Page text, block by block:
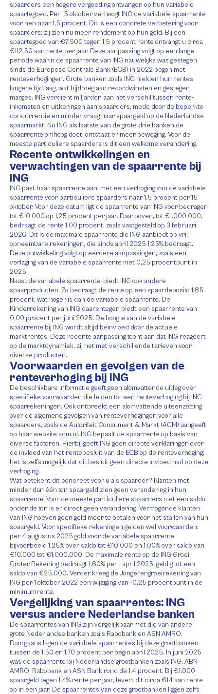
spaarders een hogere vergoeding ontvangen op hun variabele
spaartegoed. Per 15 oktober verhoogt ING de variabele spaarrente
voor hen naar 1,5 procent. Dit is een concrete verbetering voor
spaarders; zij zien nu meer rendement op hun geld. Bij een
spaartegoed van €7.500 tegen 1,5 procent rente ontvangt u circa
€112,50 aan rente per jaar. Deze aanpassing volgt op een lange
periode waarin de spaarrente van ING nauwelijks was gestegen
sinds de Europese Centrale Bank (ECB) in 2022 begon met
renteverhogingen. Grote banken zoals ING hielden hun rentes
langere tijd laag, wat bijdroeg aan recordwinsten en gestegen
marges. ING verdient miljarden aan het verschil tussen rente-
inkomsten en uitkeringen aan spaarders, mede door de beperkte
concurrentie en minder vraag naar spaargeld op de Nederlandse
spaarmarkt. Nu ING als laatste van de grote drie banken de
spaarrente omhoog doet, ontstaat er meer beweging. Voor de
meeste particuliere spaarders is dit een welkome verandering.
Recente ontwikkelingen en
verwachtingen van de spaarrente bij
ING
ING past haar spaarrente aan, met een verhoging van de variabele
spaarrente voor particuliere spaarders naar 1,5 procent per 15
oktober. Voor deze datum ligt de spaarrente van ING voor bedragen
tot €10.000 op 1,25 procent per jaar. Daarboven, tot €1.000.000,
bedraagt de rente 1,00 procent, zoals vastgesteld op 3 februari
2026. Dit is de maximale spaarrente die ING aanbiedt op vrij
opneembare rekeningen, die sinds april 2025 1,25% bedraagt.
Deze ontwikkeling volgt op eerdere aanpassingen, zoals een
verlaging van de variabele spaarrente met 0,25 procentpunt in
2025.
Naast de variabele spaarrente, biedt ING ook andere
spaarproducten. Zo bedraagt de rente op een spaardeposito 1,85
procent, wat hoger is dan de variabele spaarrente. De
Kinderrekening van ING daarentegen biedt een spaarrente van
0,00 procent per juni 2025. De hoogte van de variabele
spaarrente bij ING wordt altijd beïnvloed door de actuele
marktrentes. Deze recente aanpassing toont aan dat ING reageert
op de marktdynamiek, zij het met verschillende tarieven voor
diverse producten.
Voorwaarden en gevolgen van de
renteverhoging bij ING
De beschikbare informatie geeft geen alomvattende uitleg over
specifieke voorwaarden die leiden tot een renteverhoging bij ING
spaarrekeningen. Ook ontbreekt een alomvattende uiteenzetting
over de algemene gevolgen van renteverhogingen voor alle
spaarders, zoals de Autoriteit Consument & Markt (ACM) aangeeft
op haar website acm.nl . ING bepaalt de spaarrente op basis van
diverse factoren. Hierbij geeft ING geen directe verklaringen over
de invloed van het rentebesluit van de ECB op de renteverhoging;
het is zelfs mogelijk dat dit besluit geen directe invloed had op deze
verhoging.
Wat betekent dit concreet voor u als spaarder? Klanten met
minder dan één ton spaargeld zien geen verandering in hun
spaarrente. Voor de meeste particuliere spaarders met een saldo
onder de ton is er direct geen verandering. Vermogende klanten
van ING hoeven geen geld meer te betalen voor het stallen van hun
spaargeld. Voor specifieke rekeningen gelden wel voorwaarden:
per 4 augustus 2025 gold voor de variabele spaarrente
bijvoorbeeld 1,25% over saldo tot €10.000 en 1,00% over saldo van
€10.000 tot €1.000.000. De maximale rente op de ING Groei
Groter Rekening bedraagt 1,60% per 1 april 2025, geldig tot een
saldo van €25.000. Verder kreeg de Jongerengroeirekening van
ING per 1 oktober 2022 een wijziging van +0,25 procentpunt in de
minimumrente.
Vergelijking van spaarrentes: ING
versus andere Nederlandse banken
De spaarrentes van ING zijn vergelijkbaar met die van andere
grote Nederlandse banken zoals Rabobank en ABN AMRO.
Doorgaans lagen de variabele spaarrentes bij deze grootbanken
tussen de 1,50 en 1,70 procent per begin april 2025. In juni 2025
was de spaarrente bij Nederlandse grootbanken zoals ING, ABN
AMRO, Rabobank en ASN Bank rond de 1,4 procent. Bij €1.000
spaargeld tegen 1,4% rente per jaar, levert dit circa €14 aan rente
op in een jaar. De spaarrentes van deze grootbanken liggen zelfs